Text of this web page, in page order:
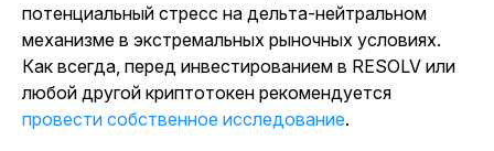
потенциальный стресс на дельта-нейтральном
механизме в экстремальных рыночных условиях.
Как всегда, перед инвестированием в RESOLV или
любой другой криптотокен рекомендуется
провести собственное исследование.